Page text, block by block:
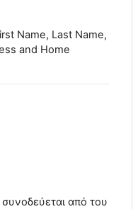
Name, Last Name,
and Home
από του